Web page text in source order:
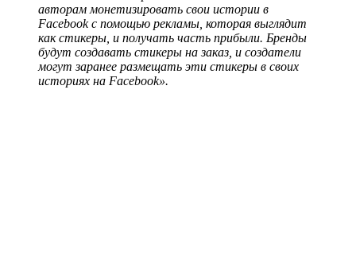
авторам монетизировать свои истории в
Facebook с помощью рекламы, которая выглядит
как стикеры, и получать часть прибыли. Бренды
будут создавать стикеры на заказ, и создатели
могут заранее размещать эти стикеры в своих
историях на Facebook».